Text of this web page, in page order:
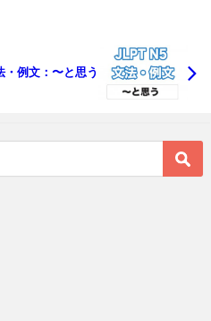
・例文：〜と思う